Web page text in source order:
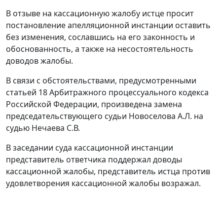
В отзыве на кассационную жалобу истце просит
постановление апелляционной инстанции оставить
без изменения, сославшись на его законность и
обоснованность, а также на несостоятельность
доводов жалобы.
В связи с обстоятельствами, предусмотренными
статьей 18Арбитражного процессуального кодекса
Российской Федерации, произведена замена
председательствующего судьи Новоселова А.Л. на
судью Нечаева С.В.
В заседании суда кассационной инстанции
представитель ответчика поддержал доводы
кассационной жалобы, представитель истца против
удовлетворения кассационной жалобы возражал.